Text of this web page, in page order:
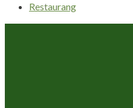
Restaurang